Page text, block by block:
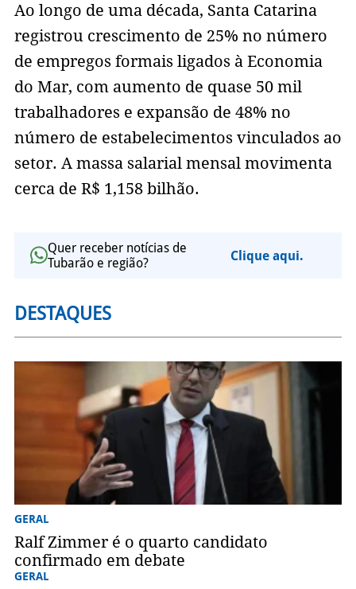
Ao longo de uma década, Santa Catarina
registrou crescimento de 25% no número
de empregos formais ligados à Economia
do Mar, com aumento de quase 50 mil
trabalhadores e expansão de 48% no
número de estabelecimentos vinculados ao
setor. A massa salarial mensal movimenta
cerca de R$ 1,158 bilhão.
Quer receber notícias de
Tubarão e região?
Clique aqui.
DESTAQUES
GERAL
Ralf Zimmer é o quarto candidato
confirmado em debate
GERAL